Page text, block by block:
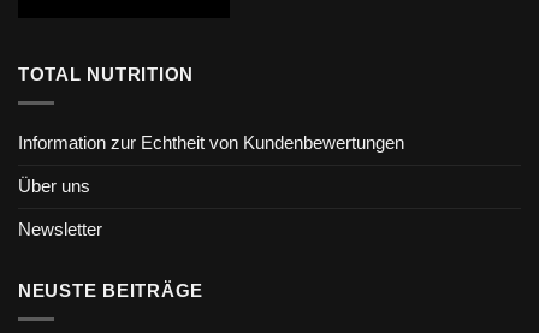
TOTAL NUTRITION
Information zur Echtheit von Kundenbewertungen
Über uns
Newsletter
NEUSTE BEITRÄGE